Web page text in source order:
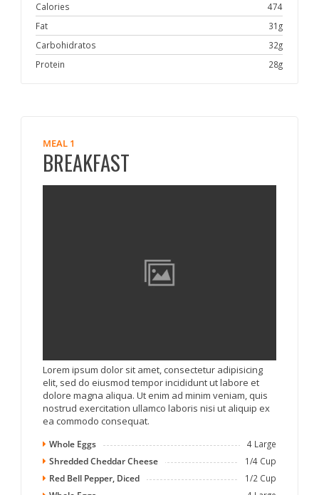
Calories
474
Fat
31g
Carbohidratos
32g
Protein
28g
MEAL 1
BREAKFAST
Lorem ipsum dolor sit amet, consectetur adipisicing
elit, sed do eiusmod tempor incididunt ut labore et
dolore magna aliqua. Ut enim ad minim veniam, quis
nostrud exercitation ullamco laboris nisi ut aliquip ex
ea commodo consequat.
Whole Eggs 4 Large
Shredded Cheddar Cheese 1/4 Cup
Red Bell Pepper, Diced 1/2 Cup